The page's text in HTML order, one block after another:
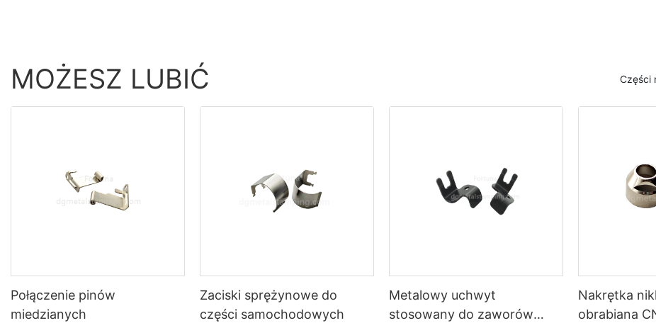
MOŻESZ LUBIĆ Części
Połączenie pinów
miedzianych
Zaciski sprężynowe do
części samochodowych
Metalowy uchwyt
stosowany do zaworów
Nakrętka
obrabiana